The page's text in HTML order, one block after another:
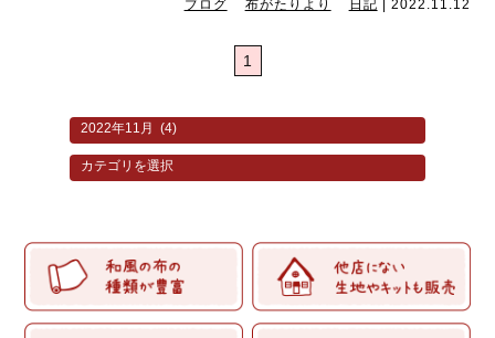
ブログ 布がたりより 日記 2022.11.12
1